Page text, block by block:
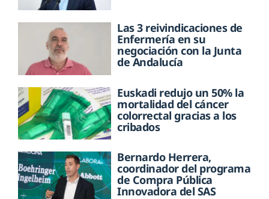
Las 3 reivindicaciones de
Enfermería en su
negociación con la Junta
de Andalucía
Euskadi redujo un 50% la
mortalidad del cáncer
colorrectal gracias a los
cribados
Bernardo Herrera,
coordinador del programa
de Compra Pública
Innovadora del SAS